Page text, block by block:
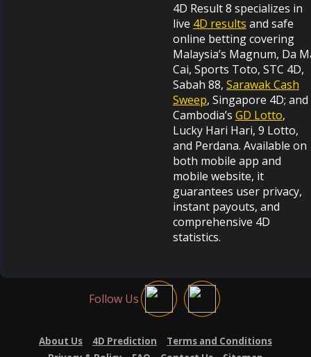
4D Result 8 specializes in
live 4D results and safe
online betting covering
Malaysia’s Magnum, Da
Cai, Sports Toto, STC 4D,
Sabah 88, Sarawak Cash
Sweep, Singapore 4D; and
Cambodia’s GD Lotto,
Lucky Hari Hari, 9 Lotto,
and Perdana. Available on
both mobile app and
mobile website, it
guarantees user privacy,
instant payouts, and
comprehensive 4D
statistics.
Follow Us
About Us 4D Prediction
Terms and Conditions